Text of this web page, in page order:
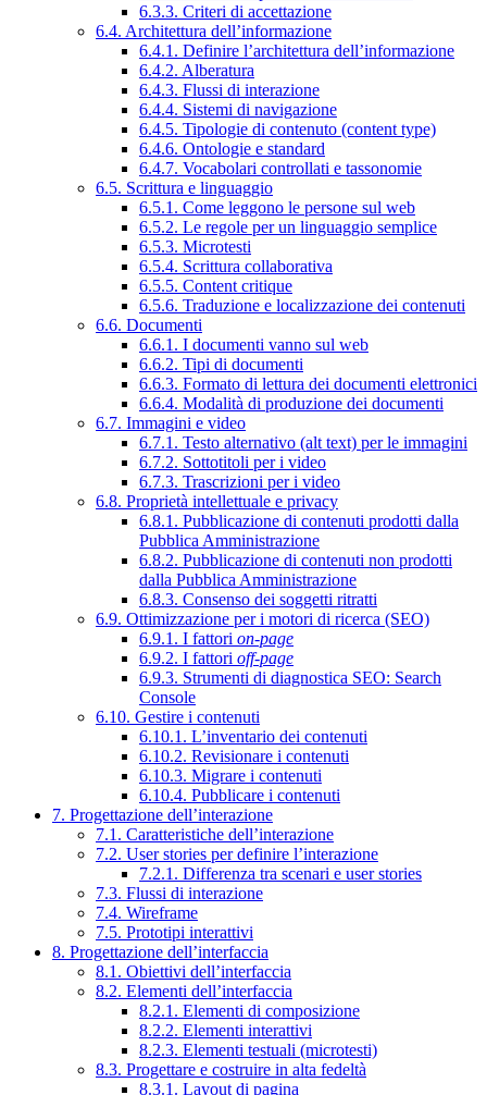
6.3.3. Criteri di accettazione
6.4. Architettura dell’informazione
6.4.1. Definire l’architettura dell’informazione
6.4.2. Alberatura
6.4.3. Flussi di interazione
6.4.4. Sistemi di navigazione
6.4.5. Tipologie di contenuto (content type)
6.4.6. Ontologie e standard
6.4.7. Vocabolari controllati e tassonomie
6.5. Scrittura e linguaggio
6.5.1. Come leggono le persone sul web
6.5.2. Le regole per un linguaggio semplice
6.5.3. Microtesti
6.5.4. Scrittura collaborativa
6.5.5. Content critique
6.5.6. Traduzione e localizzazione dei contenuti
6.6. Documenti
6.6.1. I documenti vanno sul web
6.6.2. Tipi di documenti
6.6.3. Formato di lettura dei documenti elettronici
6.6.4. Modalità di produzione dei documenti
6.7. Immagini e video
6.7.1. Testo alternativo (alt text) per le immagini
6.7.2. Sottotitoli per i video
6.7.3. Trascrizioni per i video
6.8. Proprietà intellettuale e privacy
6.8.1. Pubblicazione di contenuti prodotti dalla
Pubblica Amministrazione
6.8.2. Pubblicazione di contenuti non prodotti
dalla Pubblica Amministrazione
6.8.3. Consenso dei soggetti ritratti
6.9. Ottimizzazione per i motori di ricerca (SEO)
6.9.1. I fattori on-page
6.9.2. I fattori off-page
6.9.3. Strumenti di diagnostica SEO: Search
Console
6.10. Gestire i contenuti
6.10.1. L’inventario dei contenuti
6.10.2. Revisionare i contenuti
6.10.3. Migrare i contenuti
6.10.4. Pubblicare i contenuti
7. Progettazione dell’interazione
7.1. Caratteristiche dell’interazione
7.2. User stories per definire l’interazione
7.2.1. Differenza tra scenari e user stories
7.3. Flussi di interazione
7.4. Wireframe
7.5. Prototipi interattivi
8. Progettazione dell’interfaccia
8.1. Obiettivi dell’interfaccia
8.2. Elementi dell’interfaccia
8.2.1. Elementi di composizione
8.2.2. Elementi interattivi
8.2.3. Elementi testuali (microtesti)
8.3. Progettare e costruire in alta fedeltà
8.3.1. Layout di pagina